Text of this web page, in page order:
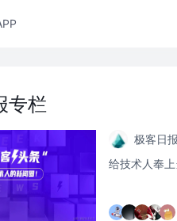
专栏
极客日报
给技术人奉